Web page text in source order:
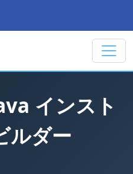
インスト
ルダー